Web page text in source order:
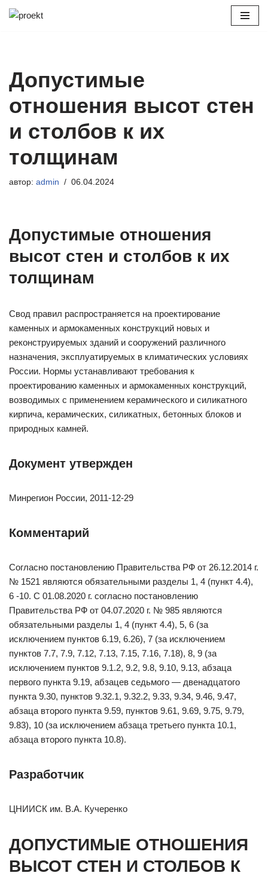
Допустимые
отношения высот стен
и столбов к их
толщинам
автор: admin 06.04.2024
Допустимые отношения
высот стен и столбов к их
толщинам
Cвод правил распространяется на проектирование
каменных и армокаменных конструкций новых и
реконструируемых зданий и сооружений различного
назначения, эксплуатируемых в климатических условиях
России. Нормы устанавливают требования к
проектированию каменных и армокаменных конструкций,
возводимых с применением керамического и силикатного
кирпича, керамических, силикатных, бетонных блоков и
природных камней.
Документ утвержден
Минрегион России, 2011-12-29
Комментарий
Согласно постановлению Правительства РФ от 26.12.2014 г.
№ 1521 являются обязательными разделы 1, 4 (пункт 4.4),
6 -10. С 01.08.2020 г. согласно постановлению
Правительства РФ от 04.07.2020 г. № 985 являются
обязательными разделы 1, 4 (пункт 4.4), 5, 6 (за
исключением пунктов 6.19, 6.26), 7 (за исключением
пунктов 7.7, 7.9, 7.12, 7.13, 7.15, 7.16, 7.18), 8, 9 (за
исключением пунктов 9.1.2, 9.2, 9.8, 9.10, 9.13, абзаца
первого пункта 9.19, абзацев седьмого — двенадцатого
пункта 9.30, пунктов 9.32.1, 9.32.2, 9.33, 9.34, 9.46, 9.47,
абзаца второго пункта 9.59, пунктов 9.61, 9.69, 9.75, 9.79,
9.83), 10 (за исключением абзаца третьего пункта 10.1,
абзаца второго пункта 10.8).
Разработчик
ЦНИИСК им. В.А. Кучеренко
ДОПУСТИМЫЕ ОТНОШЕНИЯ
ВЫСОТ СТЕН И СТОЛБОВ К